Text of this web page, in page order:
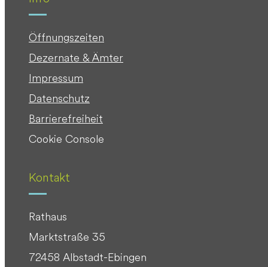
Öffnungszeiten
Dezernate & Ämter
Impressum
Datenschutz
Barrierefreiheit
Cookie Console
Kontakt
Rathaus
Marktstraße 35
72458 Albstadt-Ebingen